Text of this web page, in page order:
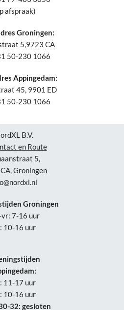
afspraak)
Groningen:
5,9723 CA
50-230 1066
Appingedam:
45, 9901 ED
50-230 1066
B.V.
en Route
5,
Groningen
Groningen
vr: 7-16 uur
10-16 uur
11-17 uur
10-16 uur
32: gesloten